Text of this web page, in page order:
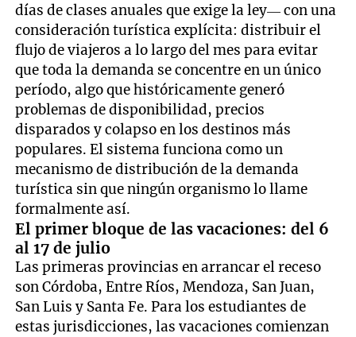
días de clases anuales que exige la ley— con una
consideración turística explícita: distribuir el
flujo de viajeros a lo largo del mes para evitar
que toda la demanda se concentre en un único
período, algo que históricamente generó
problemas de disponibilidad, precios
disparados y colapso en los destinos más
populares. El sistema funciona como un
mecanismo de distribución de la demanda
turística sin que ningún organismo lo llame
formalmente así.
El primer bloque de las vacaciones: del 6
al 17 de julio
Las primeras provincias en arrancar el receso
son Córdoba, Entre Ríos, Mendoza, San Juan,
San Luis y Santa Fe. Para los estudiantes de
estas jurisdicciones, las vacaciones comienzan